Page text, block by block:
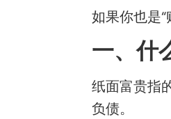
如果你也是
一、什
纸面富贵指
负债。